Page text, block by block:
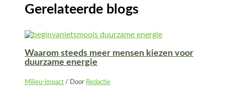
Gerelateerde blogs
Waarom steeds meer mensen kiezen voor
duurzame energie
Milieu-impact / Door Redactie